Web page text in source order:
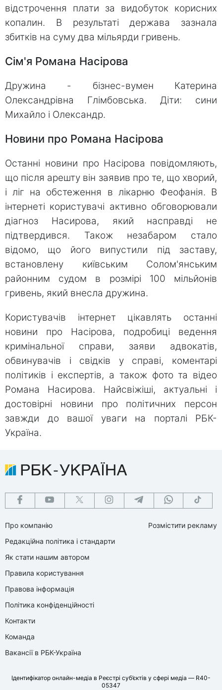
відстрочення плати за видобуток корисних
копалин. В результаті держава зазнала
збитків на суму два мільярди гривень.
Сім'я Романа Насірова
Дружина - бізнес-вумен Катерина
Олександрівна Глімбовська. Діти: сини
Михайло і Олександр.
Новини про Романа Насірова
Останні новини про Насірова повідомляють,
що після арешту він заявив про те, що хворий,
і ліг на обстеження в лікарню Феофанія. В
інтернеті користувачі активно обговорювали
діагноз Насирова, який насправді не
підтвердився. Також незабаром стало
відомо, що його випустили під заставу,
встановлену київським Солом'янським
районним судом в розмірі 100 мільйонів
гривень, який внесла дружина.
Користувачів інтернет цікавлять останні
новини про Насірова, подробиці ведення
кримінальної справи, заяви адвокатів,
обвинувачів і свідків у справі, коментарі
політиків і експертів, а також фото та відео
Романа Насирова. Найсвіжіші, актуальні і
достовірні новини про політичних персон
завжди до вашої уваги на порталі РБК-
Україна.
Про компанію
Редакційна політика і стандарти
Як стати нашим автором
Правила користування
Правова інформація
Політика конфіденційності
Контакти
Команда
Вакансії в РБК-Україна
Розмістити рекламу
Ідентифікатор онлайн-медіа в Реєстрі суб’єктів у сфері медіа — R40-
05347